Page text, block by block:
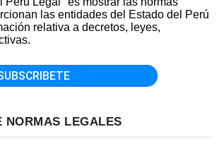
las entidades del Estado del Perú
relativa a decretos, leyes,
NORMAS LEGALES